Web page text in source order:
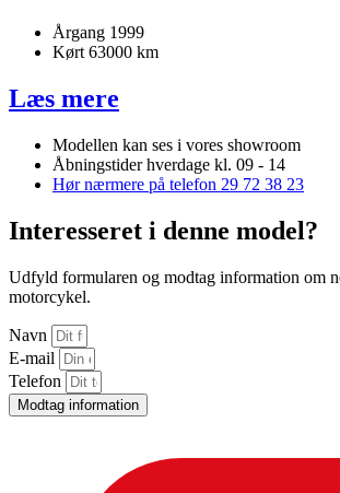
Årgang 1999
Kørt 63000 km
Læs mere
Modellen kan ses i vores showroom
Åbningstider hverdage kl. 09 - 14
Hør nærmere på telefon 29 72 38 23
Interesseret i denne model?
Udfyld formularen og modtag information om
motorcykel.
Navn
E-mail
Telefon
Modtag information